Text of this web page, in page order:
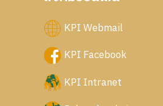
KPI Webmail
KPI Facebook
KPI Intranet